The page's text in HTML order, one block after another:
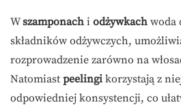
Wszamponach i odżywkach woda
składników odżywczych,
rozprowadzenie zarówno na
Natomiast peelingi korzystają z
odpowiedniej konsystencji, co